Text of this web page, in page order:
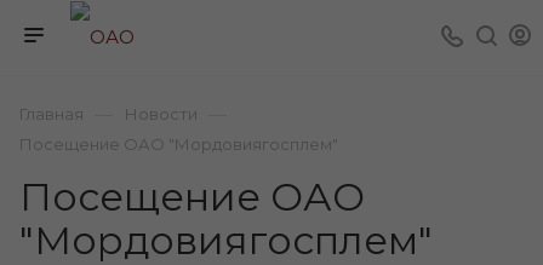
Главная Новости
Посещение ОАО "Мордовиягосплем"
Посещение ОАО
"Мордовиягосплем"